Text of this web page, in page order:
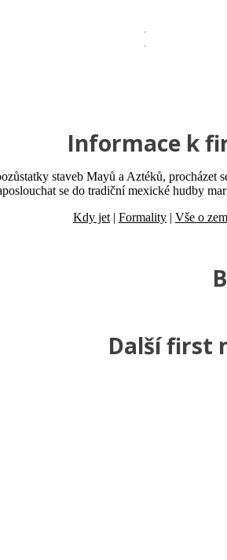
Informace k
staveb Mayů a Aztéků,
se do tradiční mexické hudby
Kdy jet | Formality | Vše o
Další first